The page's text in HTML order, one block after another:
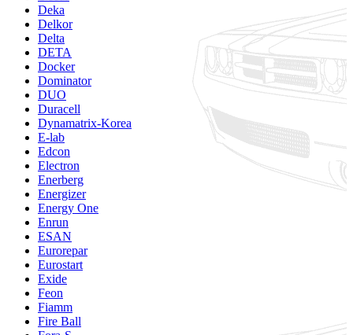
Deka
Delkor
Delta
DETA
Docker
Dominator
DUO
Duracell
Dynamatrix-Korea
E-lab
Edcon
Electron
Enerberg
Energizer
Energy One
Enrun
ESAN
Eurorepar
Eurostart
Exide
Feon
Fiamm
Fire Ball